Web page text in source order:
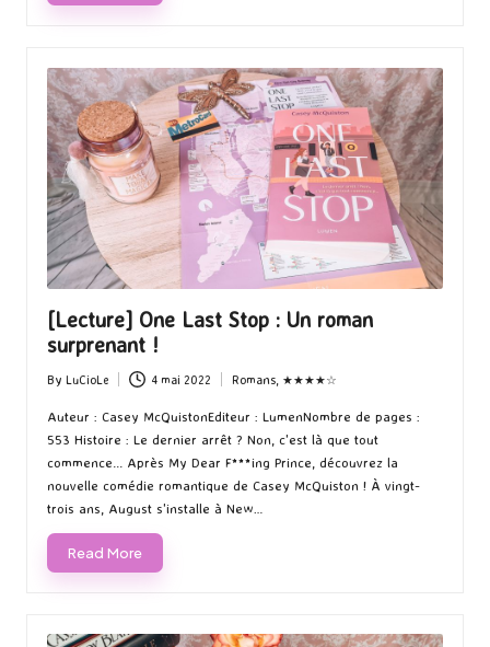
[Lecture] One Last Stop : Un roman
surprenant !
Posted
by
By LuCioLe 4 mai 2022
Posted
Romans, ★★★★☆
Auteur : Casey McQuistonEditeur : LumenNombre de pages :
553 Histoire : Le dernier arrêt ? Non, c'est là que tout
commence... Après My Dear F***ing Prince, découvrez la
nouvelle comédie romantique de Casey McQuiston ! À vingt-
trois ans, August s'installe à New…
Read More